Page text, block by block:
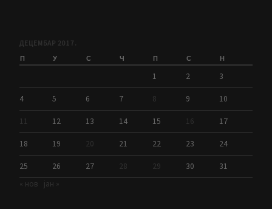
ДЕЦЕМБАР 2017.
П У С Ч П С Н
1 2 3
4 5 6 7 8 9 10
11 12 13 14 15 16 17
18 19 20 21 22 23 24
25 26 27 28 29 30
31
« нов
јан »